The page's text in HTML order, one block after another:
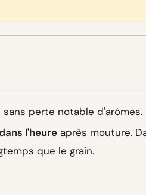
perte notable d'arômes.
l'heure après mouture.
que le grain.